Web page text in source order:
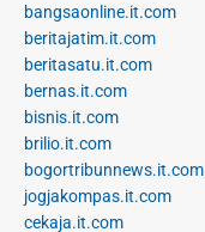
bangsaonline.it.com
beritajatim.it.com
beritasatu.it.com
bernas.it.com
bisnis.it.com
brilio.it.com
bogortribunnews.it.com
jogjakompas.it.com
cekaja.it.com